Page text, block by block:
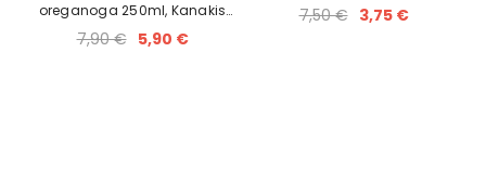
oreganoga 250ml, Kanakis
Family, Kalamata
7,90 € 5,90 €
7,50 € 3,75 €